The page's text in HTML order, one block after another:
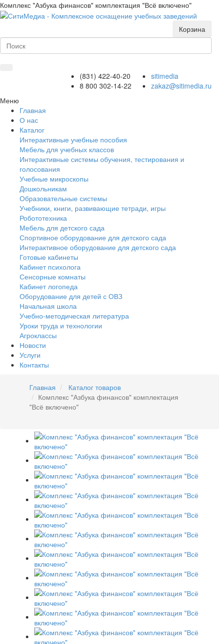
Комплекс "Азбука финансов" комплектация "Всё включено"
Корзина
sitimedia
zakaz@sitimedia.ru
(831) 422-40-20
8 800 302-14-22
Меню
Главная
О нас
Каталог
Интерактивные учебные пособия
Мебель для учебных классов
Интерактивные системы обучения, тестирования и
голосования
Учебные микроскопы
Дошкольникам
Образовательные системы
Учебники, книги, развивающие тетради, игры
Робототехника
Мебель для детского сада
Спортивное оборудование для детского сада
Интерактивное оборудование для детского сада
Готовые кабинеты
Кабинет психолога
Сенсорные комнаты
Кабинет логопеда
Оборудование для детей с ОВЗ
Начальная школа
Учебно-методическая литература
Уроки труда и технологии
Агроклассы
Новости
Услуги
Контакты
Главная
Каталог товаров
Комплекс "Азбука финансов" комплектация
"Всё включено"